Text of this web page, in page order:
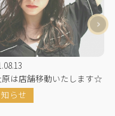
は店舗移動いたします☆
らせ